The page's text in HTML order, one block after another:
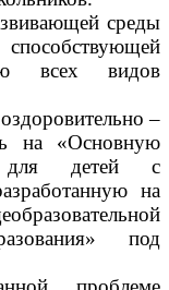
среды
всех видов
–
на «Основную
для детей с
на
под